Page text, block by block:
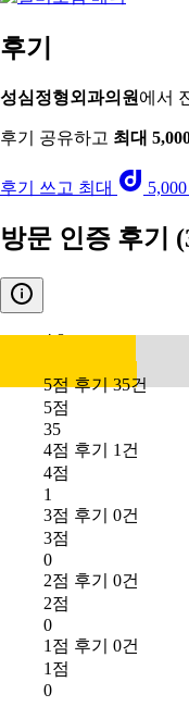
후기
성심정형외과의원 에서
후기 공유하고 최대
후기 쓰고 최대 5,000
방문 인증 후기
4.8
5점 후기 35건
5점
35
4점 후기 1건
4점
1
3점 후기 0건
3점
0
2점 후기 0건
2점
0
1점 후기 0건
1점
0